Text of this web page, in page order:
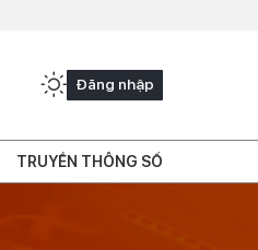
Đăng nhập
TRUYỀN THÔNG SỐ